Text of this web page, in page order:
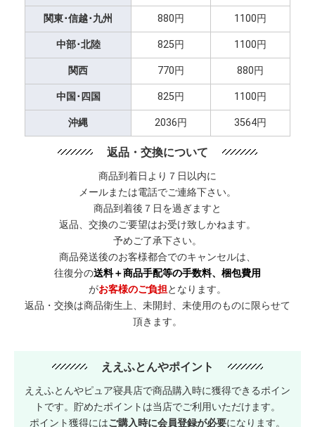
関東･信越･九州 880円 1100円
中部･北陸 825円 1100円
関西 770円 880円
中国･四国 825円 1100円
沖縄 2036円 3564円
返品・交換について
商品到着日より７日以内に
メールまたは電話でご連絡下さい。
商品到着後７日を過ぎますと
返品、交換のご要望はお受け致しかねます。
予めご了承下さい。
商品発送後のお客様都合でのキャンセルは、
往復分の送料＋商品手配等の手数料、梱包費用
がお客様のご負担となります。
返品・交換は商品衛生上、未開封、未使用のものに限らせて
頂きます。
ええふとんやポイント
ええふとんやピュア寝具店で商品購入時に獲得できるポイン
トです。貯めたポイントは当店でご利用いただけます。
ポイント獲得にはご購入時に会員登録が必要になります。